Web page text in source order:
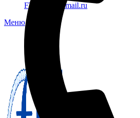
FTS-omsk@mail.ru
Меню